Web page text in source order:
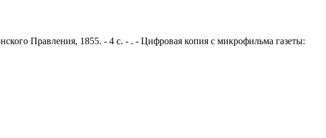
Правления, 1855. - 4 с. - . - Цифровая копия с микрофильма газеты: